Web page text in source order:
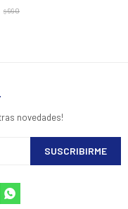
$ 990
novedades!
SUSCRIBIRME
